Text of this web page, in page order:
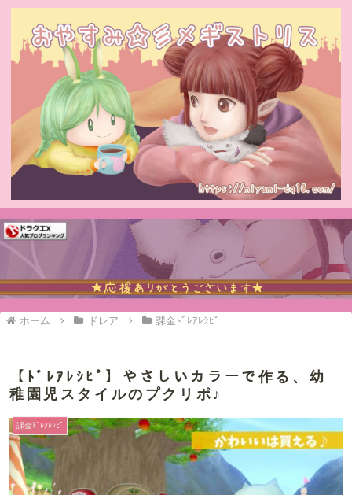
ホーム ドレア 課金ﾄﾞﾚｱﾚｼﾋﾟ
【ﾄﾞﾚｱﾚｼﾋﾟ】やさしいカラーで作る、幼
稚園児スタイルのプクリポ♪
課金ﾄﾞﾚｱﾚｼﾋﾟ